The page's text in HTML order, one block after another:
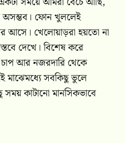
অসম্ভব। ফোন খুললেই
আসে। খেলোয়াড়রা হয়তো না
দেখে। বিশেষ করে
আর নজরদারি থেকে
মাঝেমধ্যে সবকিছু ভুলে
কাটানো মানসিকভাবে